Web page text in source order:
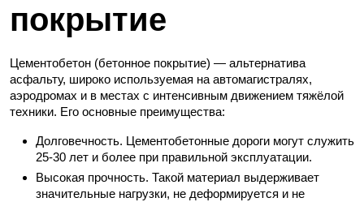
покрытие
Цементобетон (бетонное покрытие) — альтернатива
асфальту, широко используемая на автомагистралях,
аэродромах и в местах с интенсивным движением тяжёлой
техники. Его основные преимущества:
Долговечность. Цементобетонные дороги могут служить
25-30 лет и более при правильной эксплуатации.
Высокая прочность. Такой материал выдерживает
значительные нагрузки, не деформируется и не